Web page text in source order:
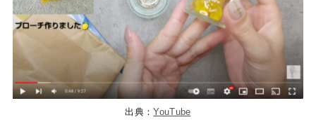
出典：YouTube